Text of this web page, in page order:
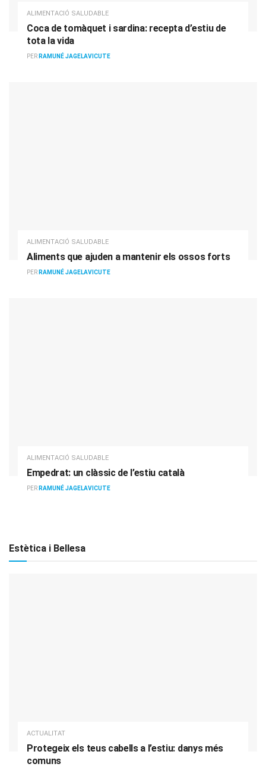
ALIMENTACIÓ SALUDABLE
Coca de tomàquet i sardina: recepta d’estiu de
tota la vida
PER RAMUNÉ JAGELAVICUTE
ALIMENTACIÓ SALUDABLE
Aliments que ajuden a mantenir els ossos forts
PER RAMUNÉ JAGELAVICUTE
ALIMENTACIÓ SALUDABLE
Empedrat: un clàssic de l’estiu català
PER RAMUNÉ JAGELAVICUTE
Estètica i Bellesa
ACTUALITAT
Protegeix els teus cabells a l’estiu: danys més
comuns